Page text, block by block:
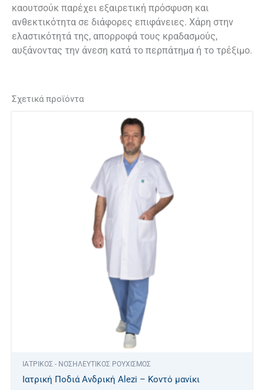
καουτσούκ παρέχει εξαιρετική πρόσφυση και
ανθεκτικότητα σε διάφορες επιφάνειες. Χάρη στην
ελαστικότητά της, απορροφά τους κραδασμούς,
αυξάνοντας την άνεση κατά το περπάτημα ή το τρέξιμο.
Σχετικά προϊόντα
ΙΑΤΡΙΚΟΣ - ΝΟΣΗΛΕΥΤΙΚΟΣ ΡΟΥΧΙΣΜΟΣ
Ιατρική Ποδιά Ανδρική Alezi – Κοντό μανίκι
πολλαπλές
παραλλαγές.
επιλογές
μπορούν
προϊόντος